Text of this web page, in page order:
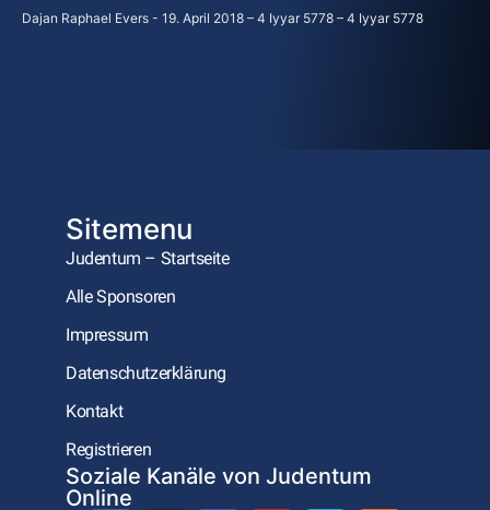
Dajan Raphael Evers 19. April 2018 – 4 Iyyar 5778 – 4 Iyyar 5778
Sitemenu
Judentum – Startseite
Alle Sponsoren
Impressum
Datenschutzerklärung
Kontakt
Registrieren
Soziale Kanäle von Judentum
Online